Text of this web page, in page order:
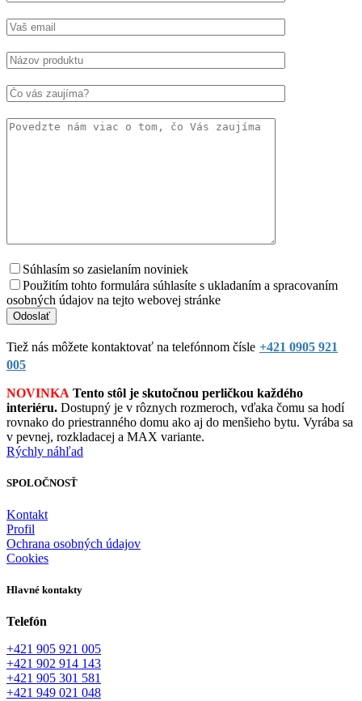
Súhlasím so zasielaním noviniek
Použitím tohto formulára súhlasíte s ukladaním a spracovaním
osobných údajov na tejto webovej stránke
Tiež nás môžete kontaktovať na telefónnom čísle +421 0905 921
005
NOVINKA Tento stôl je skutočnou perličkou každého
interiéru. Dostupný je v rôznych rozmeroch, vďaka čomu sa hodí
rovnako do priestranného domu ako aj do menšieho bytu. Vyrába sa
v pevnej, rozkladacej a MAX variante.
Rýchly náhľad
SPOLOČNOSŤ
Kontakt
Profil
Ochrana osobných údajov
Cookies
Hlavné kontakty
Telefón
+421 905 921 005
+421 902 914 143
+421 905 301 581
+421 949 021 048